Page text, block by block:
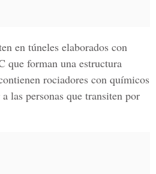
en túneles elaborados con
que forman una estructura
rociadores con químicos
las personas que transiten por